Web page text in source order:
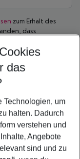
zum Erhalt des
dass
zum Newsletter bestätigst
genommen hast. Nach
du deren Erhalt bestätigst,
Newsletter einen Link,
das
Technologien, um
halten. Dadurch
verstehen und
Angebote
sind und zu